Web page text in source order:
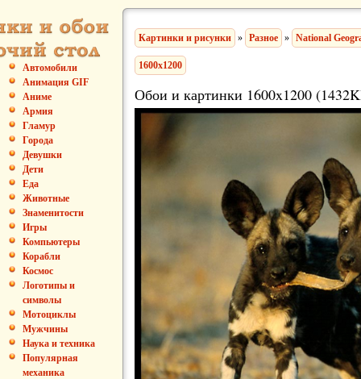
Автомобили
Анимация GIF
Аниме
Армия
Гламур
Города
Девушки
Дети
Еда
Животные
Знаменитости
Игры
Компьютеры
Корабли
Космос
Логотипы и
символы
Мотоциклы
Мужчины
Наука и техника
Популярная
механика
Картинки и рисунки » Разное » National
1600x1200
Обои и картинки 1600x1200